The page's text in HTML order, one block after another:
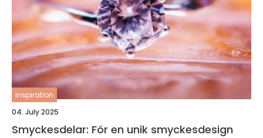
inspiration
04. July 2025
Smyckesdelar: För en unik smyckesdesign